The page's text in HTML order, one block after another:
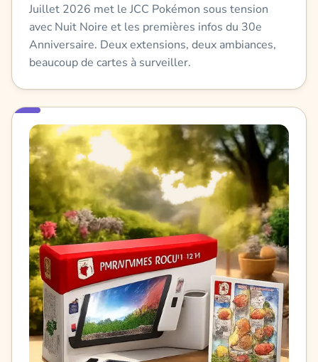
Juillet 2026 met le JCC Pokémon sous tension
avec Nuit Noire et les premières infos du 30e
Anniversaire. Deux extensions, deux ambiances,
beaucoup de cartes à surveiller.